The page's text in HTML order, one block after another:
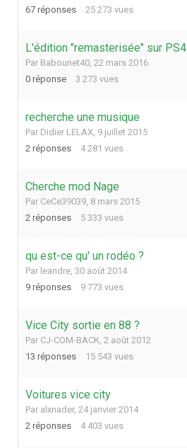
67 réponses 25 273 vues
L'édition "remasterisée" sur PS4
Par Babounet40, 22 mars 2016
0 réponse 3 273 vues
recherche une musique
Par Didier LELAX, 9 juillet 2015
2 réponses 4 281 vues
Cherche mod Nage
Par CeCe39039, 8 mars 2015
2 réponses 5 333 vues
qu est-ce qu' un rodéo ?
Par leandre, 30 août 2014
9 réponses 9 773 vues
Vice City sortie en 88 ?
Par CJ-COM-BACK, 2 août 2012
13 réponses 15 543 vues
Voitures vice city
Par alxnader, 24 janvier 2014
2 réponses 4 403 vues